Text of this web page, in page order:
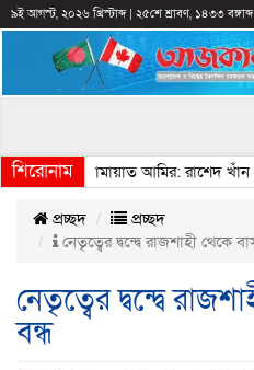
৯ই আগস্ট, ২০২৬ খ্রিস্টাব্দ| ২৫শে শ্রাবণ, ১৪৩৩ বঙ্গাব্দ
শিরোনাম
করেন জামায়াত আমির: রাশেদ খাঁন »
প্রচ্ছদ
প্রচ্ছদ
নেতৃত্বের দ্বন্দ্বে রাজশাহী থেকে
নেতৃত্বের দ্বন্দ্বে
বন্ধ